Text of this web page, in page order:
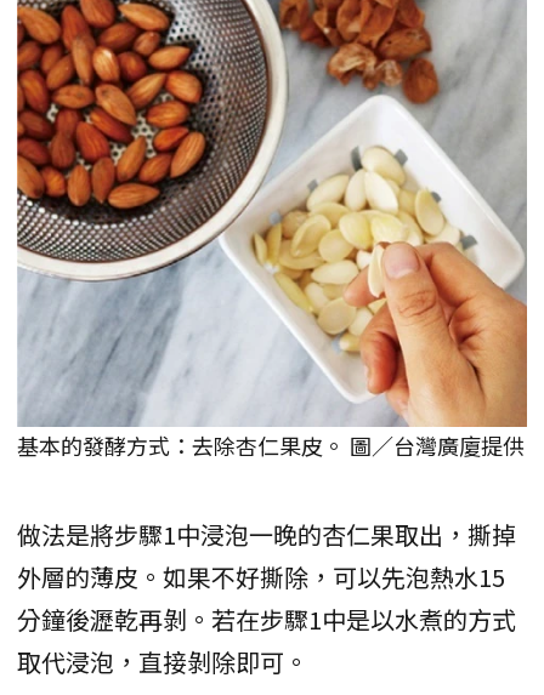
基本的發酵方式：去除杏仁果皮。 圖／台灣廣廈提供
做法是將步驟1中浸泡一晚的杏仁果取出，撕掉
外層的薄皮。如果不好撕除，可以先泡熱水15
分鐘後瀝乾再剝。若在步驟1中是以水煮的方式
取代浸泡，直接剝除即可。